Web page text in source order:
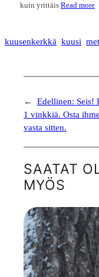
kuin yrittäis Read more
kuusenkerkkä kuusi
← Edellinen: Seis!
1 vinkkiä. Osta
vasta sitten.
SAATAT
MYÖS